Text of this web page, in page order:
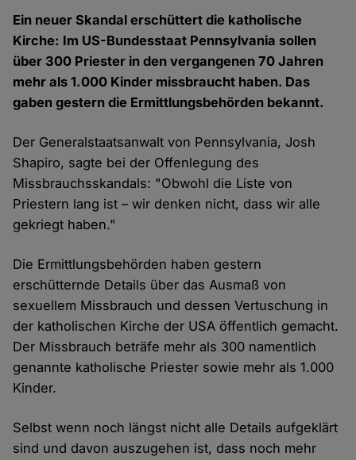
Ein neuer Skandal erschüttert die katholische
Kirche: Im US-Bundesstaat Pennsylvania sollen
über 300 Priester in den vergangenen 70 Jahren
mehr als 1.000 Kinder missbraucht haben. Das
gaben gestern die Ermittlungsbehörden bekannt.
Der Generalstaatsanwalt von Pennsylvania, Josh
Shapiro, sagte bei der Offenlegung des
Missbrauchsskandals: "Obwohl die Liste von
Priestern lang ist – wir denken nicht, dass wir alle
gekriegt haben."
Die Ermittlungsbehörden haben gestern
erschütternde Details über das Ausmaß von
sexuellem Missbrauch und dessen Vertuschung in
der katholischen Kirche der USA öffentlich gemacht.
Der Missbrauch beträfe mehr als 300 namentlich
genannte katholische Priester sowie mehr als 1.000
Kinder.
Selbst wenn noch längst nicht alle Details aufgeklärt
sind und davon auszugehen ist, dass noch mehr